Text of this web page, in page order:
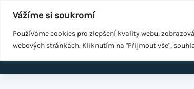
Vážíme si soukromí
Používáme cookies pro zlepšení kvality webu,
webových stránkách. Kliknutím na "Přijmout vše",
obsah
Součást WeGrow Group
Malé změny ke zdraví